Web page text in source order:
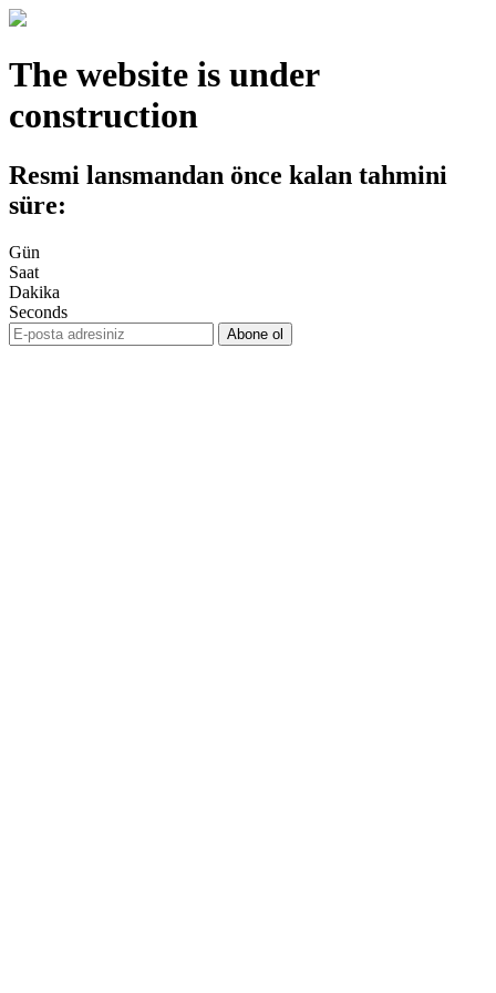
The website is under
construction
Resmi lansmandan önce kalan tahmini
süre:
Gün
Saat
Dakika
Seconds